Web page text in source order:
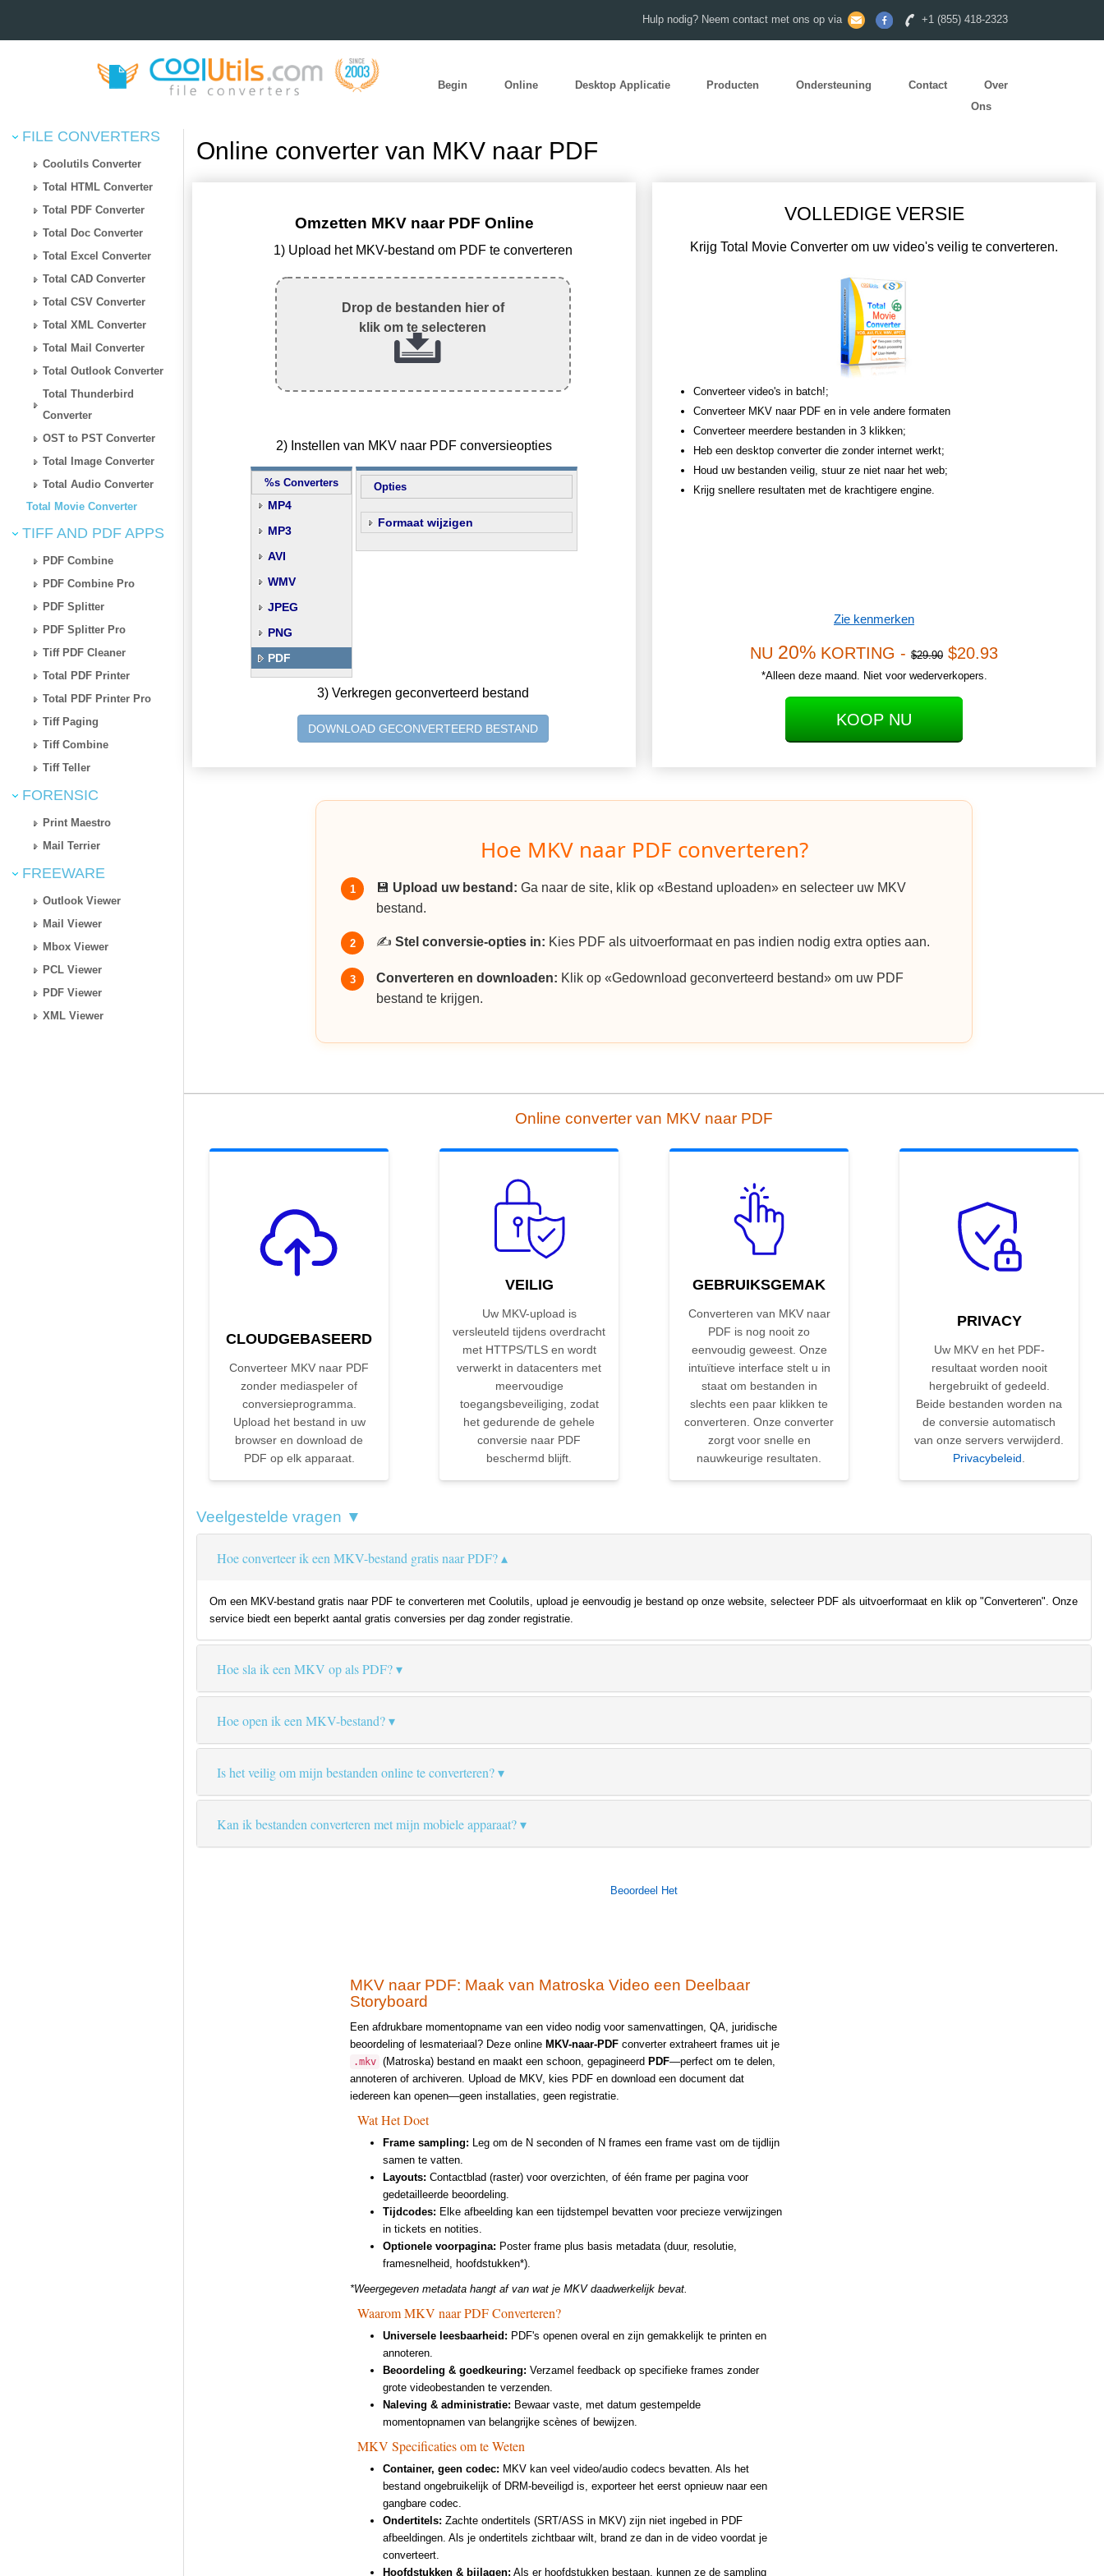
Hulp nodig? Neem contact met ons op via +1 (855) 418-2323
Begin Online Desktop Applicatie Producten Ondersteuning Contact
Over
Ons
FILE CONVERTERS
Coolutils Converter
Total HTML Converter
Total PDF Converter
Total Doc Converter
Total Excel Converter
Total CAD Converter
Total CSV Converter
Total XML Converter
Total Mail Converter
Total Outlook Converter
Total Thunderbird
Converter
OST to PST Converter
Total Image Converter
Total Audio Converter
Total Movie Converter
TIFF AND PDF APPS
PDF Combine
PDF Combine Pro
PDF Splitter
PDF Splitter Pro
Tiff PDF Cleaner
Total PDF Printer
Total PDF Printer Pro
Tiff Paging
Tiff Combine
Tiff Teller
FORENSIC
Print Maestro
Mail Terrier
FREEWARE
Outlook Viewer
Mail Viewer
Mbox Viewer
PCL Viewer
PDF Viewer
XML Viewer
Online converter van MKV naar PDF
Omzetten MKV naar PDF Online
1) Upload het MKV-bestand om PDF te converteren
Drop de bestanden hier of
klik om te selecteren
2) Instellen van MKV naar PDF conversieopties
%s Converters
MP4
MP3
AVI
WMV
JPEG
PNG
PDF
Opties
Formaat wijzigen
3) Verkregen geconverteerd bestand
DOWNLOAD GECONVERTEERD BESTAND
VOLLEDIGE VERSIE
Krijg Total Movie Converter om uw video's veilig te converteren.
Converteer video's in batch!;
Converteer MKV naar PDF en in vele andere formaten
Converteer meerdere bestanden in 3 klikken;
Heb een desktop converter die zonder internet werkt;
Houd uw bestanden veilig, stuur ze niet naar het web;
Krijg snellere resultaten met de krachtigere engine.
Zie kenmerken
NU 20% KORTING - $29.90 $20.93
*Alleen deze maand. Niet voor wederverkopers.
KOOP NU
Hoe MKV naar PDF converteren?
1 💾 Upload uw bestand: Ga naar de site, klik op «Bestand uploaden» en selecteer uw MKV
bestand.
2 ✍️ Stel conversie-opties in: Kies PDF als uitvoerformaat en pas indien nodig extra opties aan.
3 Converteren en downloaden: Klik op «Gedownload geconverteerd bestand» om uw PDF
bestand te krijgen.
Online converter van MKV naar PDF
CLOUDGEBASEERD
Converteer MKV naar PDF
zonder mediaspeler of
conversieprogramma.
Upload het bestand in uw
browser en download de
PDF op elk apparaat.
VEILIG
Uw MKV-upload is
versleuteld tijdens overdracht
met HTTPS/TLS en wordt
verwerkt in datacenters met
meervoudige
toegangsbeveiliging, zodat
het gedurende de gehele
conversie naar PDF
beschermd blijft.
GEBRUIKSGEMAK
Converteren van MKV naar
PDF is nog nooit zo
eenvoudig geweest. Onze
intuïtieve interface stelt u in
staat om bestanden in
slechts een paar klikken te
converteren. Onze converter
zorgt voor snelle en
nauwkeurige resultaten.
PRIVACY
Uw MKV en het PDF-
resultaat worden nooit
hergebruikt of gedeeld.
Beide bestanden worden na
de conversie automatisch
van onze servers verwijderd.
Privacybeleid
Veelgestelde vragen ▼
Hoe converteer ik een MKV-bestand gratis naar PDF?
Om een MKV-bestand gratis naar PDF te converteren met Coolutils, upload je eenvoudig je bestand op onze website, selecteer PDF als uitvoerformaat en klik op "Converteren". Onze
service biedt een beperkt aantal gratis conversies per dag zonder registratie.
Hoe sla ik een MKV op als PDF?
Hoe open ik een MKV-bestand?
Is het veilig om mijn bestanden online te converteren?
Kan ik bestanden converteren met mijn mobiele apparaat?
Beoordeel Het
MKV naar PDF: Maak van Matroska Video een Deelbaar
Storyboard
Een afdrukbare momentopname van een video nodig voor samenvattingen, QA, juridische
beoordeling of lesmateriaal? Deze online MKV-naar-PDFconverter extraheert frames uit je
.mkv (Matroska) bestand en maakt een schoon, gepagineerd PDF—perfect om te delen,
annoteren of archiveren. Upload de MKV, kies PDF en download een document dat
iedereen kan openen—geen installaties, geen registratie.
Wat Het Doet
Frame sampling: Leg om de N seconden of N frames een frame vast om de tijdlijn
samen te vatten.
Layouts: Contactblad (raster) voor overzichten, of één frame per pagina voor
gedetailleerde beoordeling.
Tijdcodes: Elke afbeelding kan een tijdstempel bevatten voor precieze verwijzingen
in tickets en notities.
Optionele voorpagina: Poster frame plus basis metadata (duur, resolutie,
framesnelheid, hoofdstukken*).
*Weergegeven metadata hangt af van wat je MKV daadwerkelijk bevat.
Waarom MKV naar PDF Converteren?
Universele leesbaarheid: PDF's openen overal en zijn gemakkelijk te printen en
annoteren.
Beoordeling & goedkeuring: Verzamel feedback op specifieke frames zonder
grote videobestanden te verzenden.
Naleving & administratie: Bewaar vaste, met datum gestempelde
momentopnamen van belangrijke scènes of bewijzen.
MKV Specificaties om te Weten
Container, geen codec: MKV kan veel video/audio codecs bevatten. Als het
bestand ongebruikelijk of DRM-beveiligd is, exporteer het eerst opnieuw naar een
gangbare codec.
Ondertitels: Zachte ondertitels (SRT/ASS in MKV) zijn niet ingebed in PDF
afbeeldingen. Als je ondertitels zichtbaar wilt, brand ze dan in de video voordat je
converteert.
Hoofdstukken & bijlagen: Als er hoofdstukken bestaan, kunnen ze de sampling